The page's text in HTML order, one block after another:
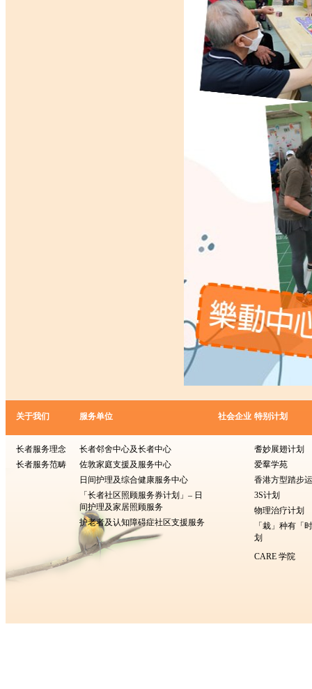
关于我们
长者服务理念
长者服务范畴
服务单位
长者邻舍中心及长者中心
佐敦家庭支援及服务中心
日间护理及综合健康服务中心
「长者社区照顾服务券计划」– 日
间护理及家居照顾服务
护老者及认知障碍症社区支援服务
社会企业 特别计划
耆妙展翅计划
爱羣学苑
香港方型​​踏步
3S计划
物理治疗计划
「栽」种有
划
CARE 学院